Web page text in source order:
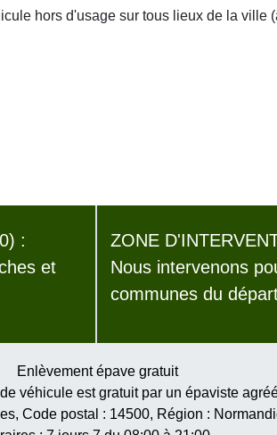
hors d'usage sur tous lieux de la ville
:
et
ZONE
Nous intervenons
communes du
Enlèvement épave gratuit
véhicule est gratuit par un épaviste
, Code postal : 14500, Région :